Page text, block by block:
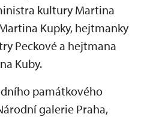
kultury Martina
Kupky, hejtmanky
Peckové a hejtmana
Kuby.
památkového
galerie Praha,